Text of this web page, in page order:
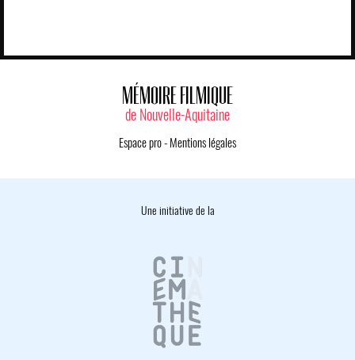
MÉMOIRE FILMIQUE
de Nouvelle-Aquitaine
Espace pro- Mentions légales
Une initiative de la